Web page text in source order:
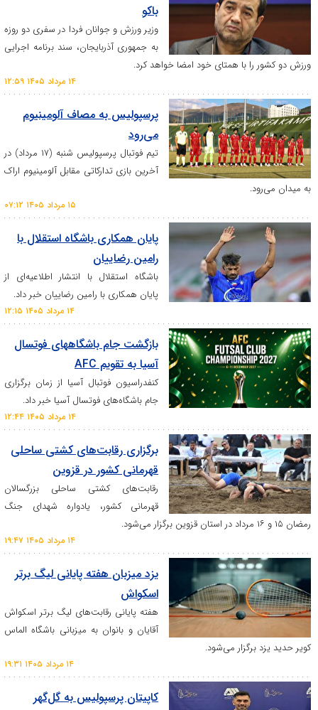
باکو
وزیر ورزش و جوانان فردا در سفری دو روزه
به جمهوری آذربایجان، سند برنامه اجرایی
با همتای خود امضا خواهد کرد.
پرسپولیس به مصاف آلومینیوم
می‌رود
تیم فوتبال پرسپولیس شنبه (۱۷ مرداد) در
آخرین بازی تدارکاتی مقابل آلومینیوم اراک
پایان همکاری باشگاه استقلال با
رامین رضاییان
باشگاه استقلال با انتشار اطلاعیه‌ای از
پایان همکاری با رامین رضاییان خبر داد.
بازگشت جام باشگاههای فوتسال
آسیا به تقویم AFC
کنفدراسیون فوتبال آسیا از زمان برگزاری
جام باشگاه‌های فوتسال آسیا خبر داد.
برگزاری رقابت‌های کشتی ساحلی
قهرمانی کشور در قزوین
رقابت‌های کشتی ساحلی بزرگسالان
قهرمانی کشور، یادواره شهدای جنگ
یزد میزبان هفته پایانی لیگ برتر
اسکواش
هفته پایانی رقابت‌های لیگ برتر اسکواش
آقایان و بانوان به میزبانی باشگاه الماس
می‌شود.
کاپیتان پرسپولیس به گل‌گهر